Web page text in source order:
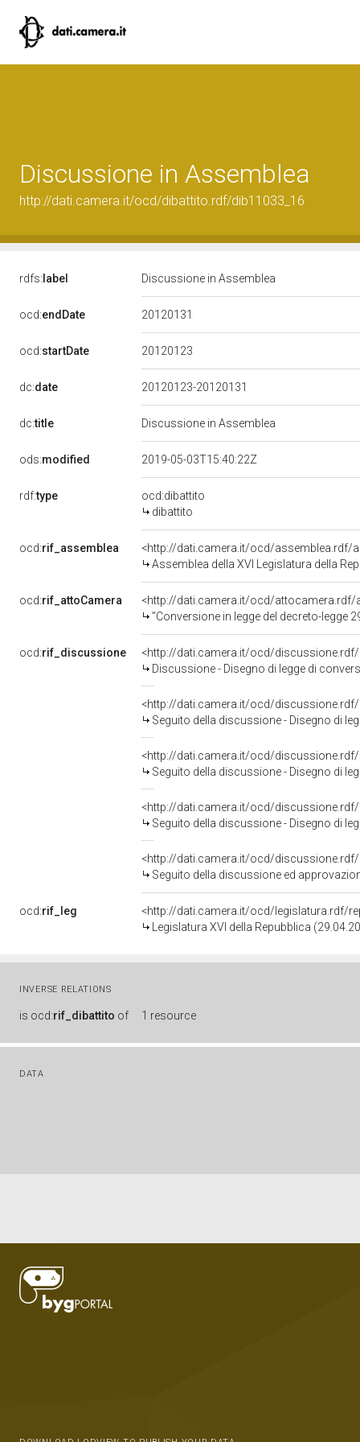
Discussione in Assemblea
http://dati.camera.it/ocd/dibattito.rdf/dib11033_16
rdfs: label Discussione in Assemblea
ocd:endDate 20120131
ocd:startDate 20120123
dc:date 20120123-20120131
dc:title Discussione in Assemblea
ods:modified 2019-05-03T15:40:22Z
rdf:type
ocd:dibattito
dibattito
ocd:rif_assemblea
<http://dati.camera.it/ocd/assemblea.rdf/
Assemblea della XVI Legislatura della
ocd:rif_attoCamera
<http://dati.camera.it/ocd/attocamera.rdf/
"Conversione in legge del decreto-legge 29
ocd:rif_discussione
<http://dati.camera.it/ocd/discussione.rdf/
Discussione - Disegno di legge di conversione
<http://dati.camera.it/ocd/discussione.rdf/
Seguito della discussione - Disegno di legge di
<http://dati.camera.it/ocd/discussione.rdf/
Seguito della discussione - Disegno di legge di
<http://dati.camera.it/ocd/discussione.rdf/
Seguito della discussione - Disegno di legge di
<http://dati.camera.it/ocd/discussione.rdf/
Seguito della discussione ed approvazione - Disegno di
ocd:rif_leg
<http://dati.camera.it/ocd/legislatura.rdf/
Legislatura XVI della Repubblica
INVERSE RELATIONS
is ocd:rif_dibattito of 1 resource
DATA